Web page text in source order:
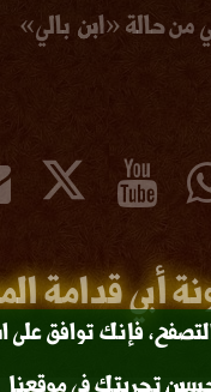
فإنك توافق على
من حالة «ابن بالي»
أبي قدامة